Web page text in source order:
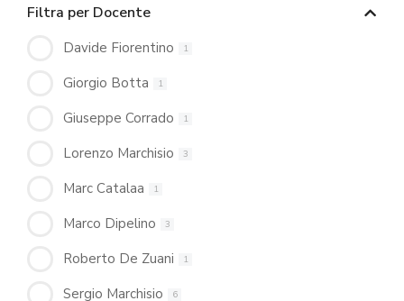
Filtra per Docente
Davide Fiorentino 1
Giorgio Botta 1
Giuseppe Corrado 1
Lorenzo Marchisio 3
Marc Catalaa 1
Marco Dipelino 3
Roberto De Zuani 1
Sergio Marchisio 6